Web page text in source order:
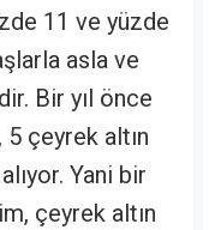
11 ve yüzde
asla ve
Bir yıl önce
çeyrek altın
Yani bir
çeyrek altın